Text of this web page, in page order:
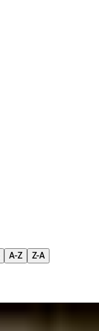
A-Z Z-A